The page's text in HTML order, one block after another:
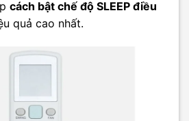
cách bật chế độ SLEEP điều
quả cao nhất.